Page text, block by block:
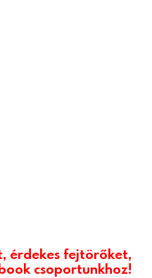
érdekes fejtörőket,
csoportunkhoz!